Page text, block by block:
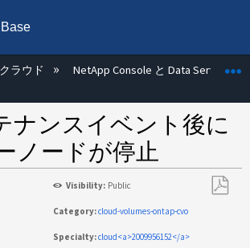
階層を展開/折りたたむ
クラウド NetApp Console と Data Services
ナンスイベント後に
ノードが停止
Visibility: Public
Category:cloud-volumes-ontap-cvo
Specialty:cloud<a>2009956152</a>